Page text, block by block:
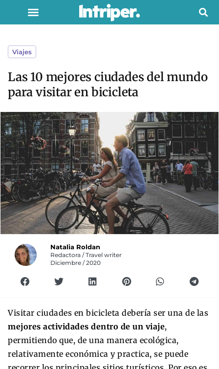
Viajes
Las 10 mejores ciudades del mundo
para visitar en bicicleta
Natalia Roldan
Redactora / Travel writer
Diciembre / 2020
Visitar ciudades en bicicleta debería ser una de las
mejores actividades dentro de un viaje,
permitiendo que, de una manera ecológica,
relativamente económica y practica, se puede